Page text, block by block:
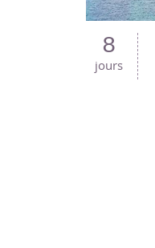
8
jours